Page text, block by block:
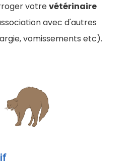
votrevétérinaire
avec d'autres
vomissements etc).